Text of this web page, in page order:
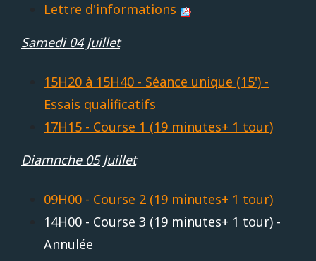
Lettre d'informations
Samedi 04 Juillet
15H20 à 15H40 - Séance unique (15') -
Essais qualificatifs
17H15 - Course 1 (19 minutes+ 1 tour)
Diamnche 05 Juillet
09H00 - Course 2 (19 minutes+ 1 tour)
14H00 - Course 3 (19 minutes+ 1 tour) -
Annulée